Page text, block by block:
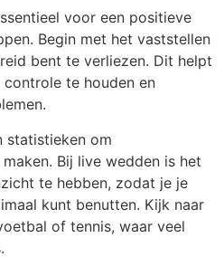
voor een positieve
Begin met het vaststellen
bent te verliezen. Dit helpt
te houden en
statistieken om
Bij live wedden is het
te hebben, zodat je je
kunt benutten. Kijk naar
of tennis, waar veel